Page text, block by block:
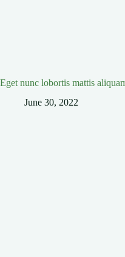
Eget nunc lobortis mattis
June 30, 2022